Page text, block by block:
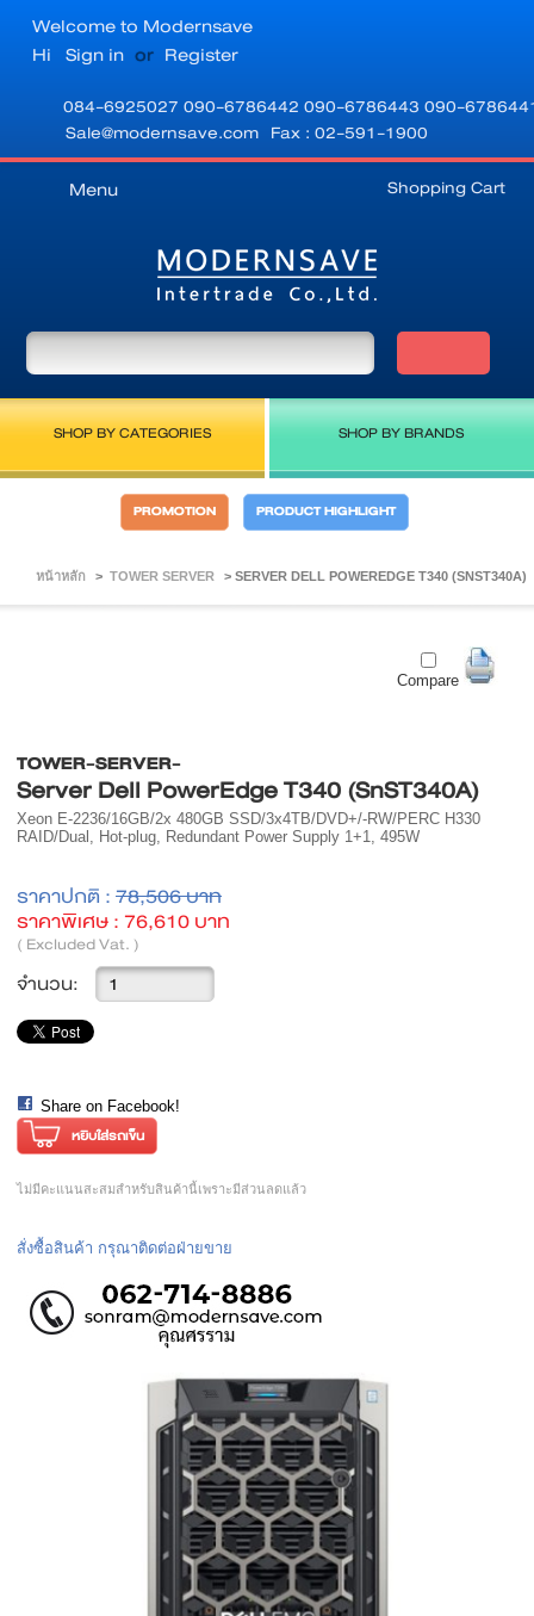
Welcome to Modernsave
Hi Sign in or Register
084-6925027 090-6786442 090-6786443 090-
Sale@modernsave.com Fax : 02-591-1900
Shopping Cart
Menu
SHOP BY CATEGORIES SHOP BY BRANDS
PROMOTION PRODUCT HIGHLIGHT
หน้าหลัก > TOWER SERVER > SERVER DELL POWEREDGE T340 (SNST340A)
Compare
TOWER-SERVER-
Server Dell PowerEdge T340 (SnST340A)
Xeon E-2236/16GB/2x 480GB SSD/3x4TB/DVD+/-RW/PERC H330
RAID/Dual, Hot-plug, Redundant Power Supply 1+1, 495W
ราคาปกติ : 78,506 บาท
ราคาพิเศษ : 76,610 บาท
( Excluded Vat. )
จำนวน:
Share on Facebook!
ไม่มีคะแนนสะสมสำหรับสินค้านี้เพราะมีส่วนลดแล้ว
สั่งซื้อสินค้า กรุณาติดต่อฝ่ายขาย